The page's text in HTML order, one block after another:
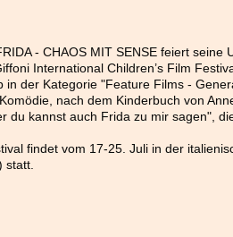
- CHAOS MIT SENSE feiert seine
International Children’s Film
in der Kategorie "Feature Films -
nach dem Kinderbuch von
du kannst auch Frida zu mir sagen",
findet vom 17-25. Juli in der
statt.